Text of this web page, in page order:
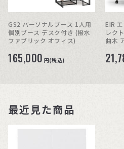
GS2 パーソナルブース 1人用
個別ブース デスク付き (撥水
ファブリック オフィス)
165,000 円(税込)
EIR
レク
曲木
最近見た商品